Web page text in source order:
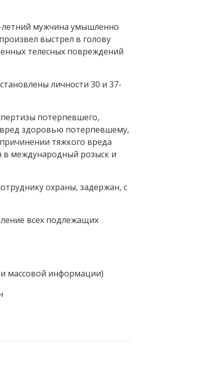
летний мужчина умышленно
выстрел в голову
телесных повреждений
личности 30 и 37-
потерпевшего,
здоровью потерпевшему,
тяжкого вреда
в международный розыск и
охраны, задержан, с
всех подлежащих
массовой информации)